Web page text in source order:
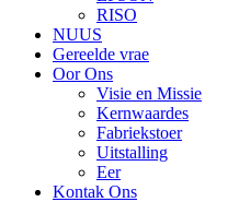
RISO
NUUS
Gereelde vrae
Oor Ons
Visie en Missie
Kernwaardes
Fabriekstoer
Uitstalling
Eer
Kontak Ons